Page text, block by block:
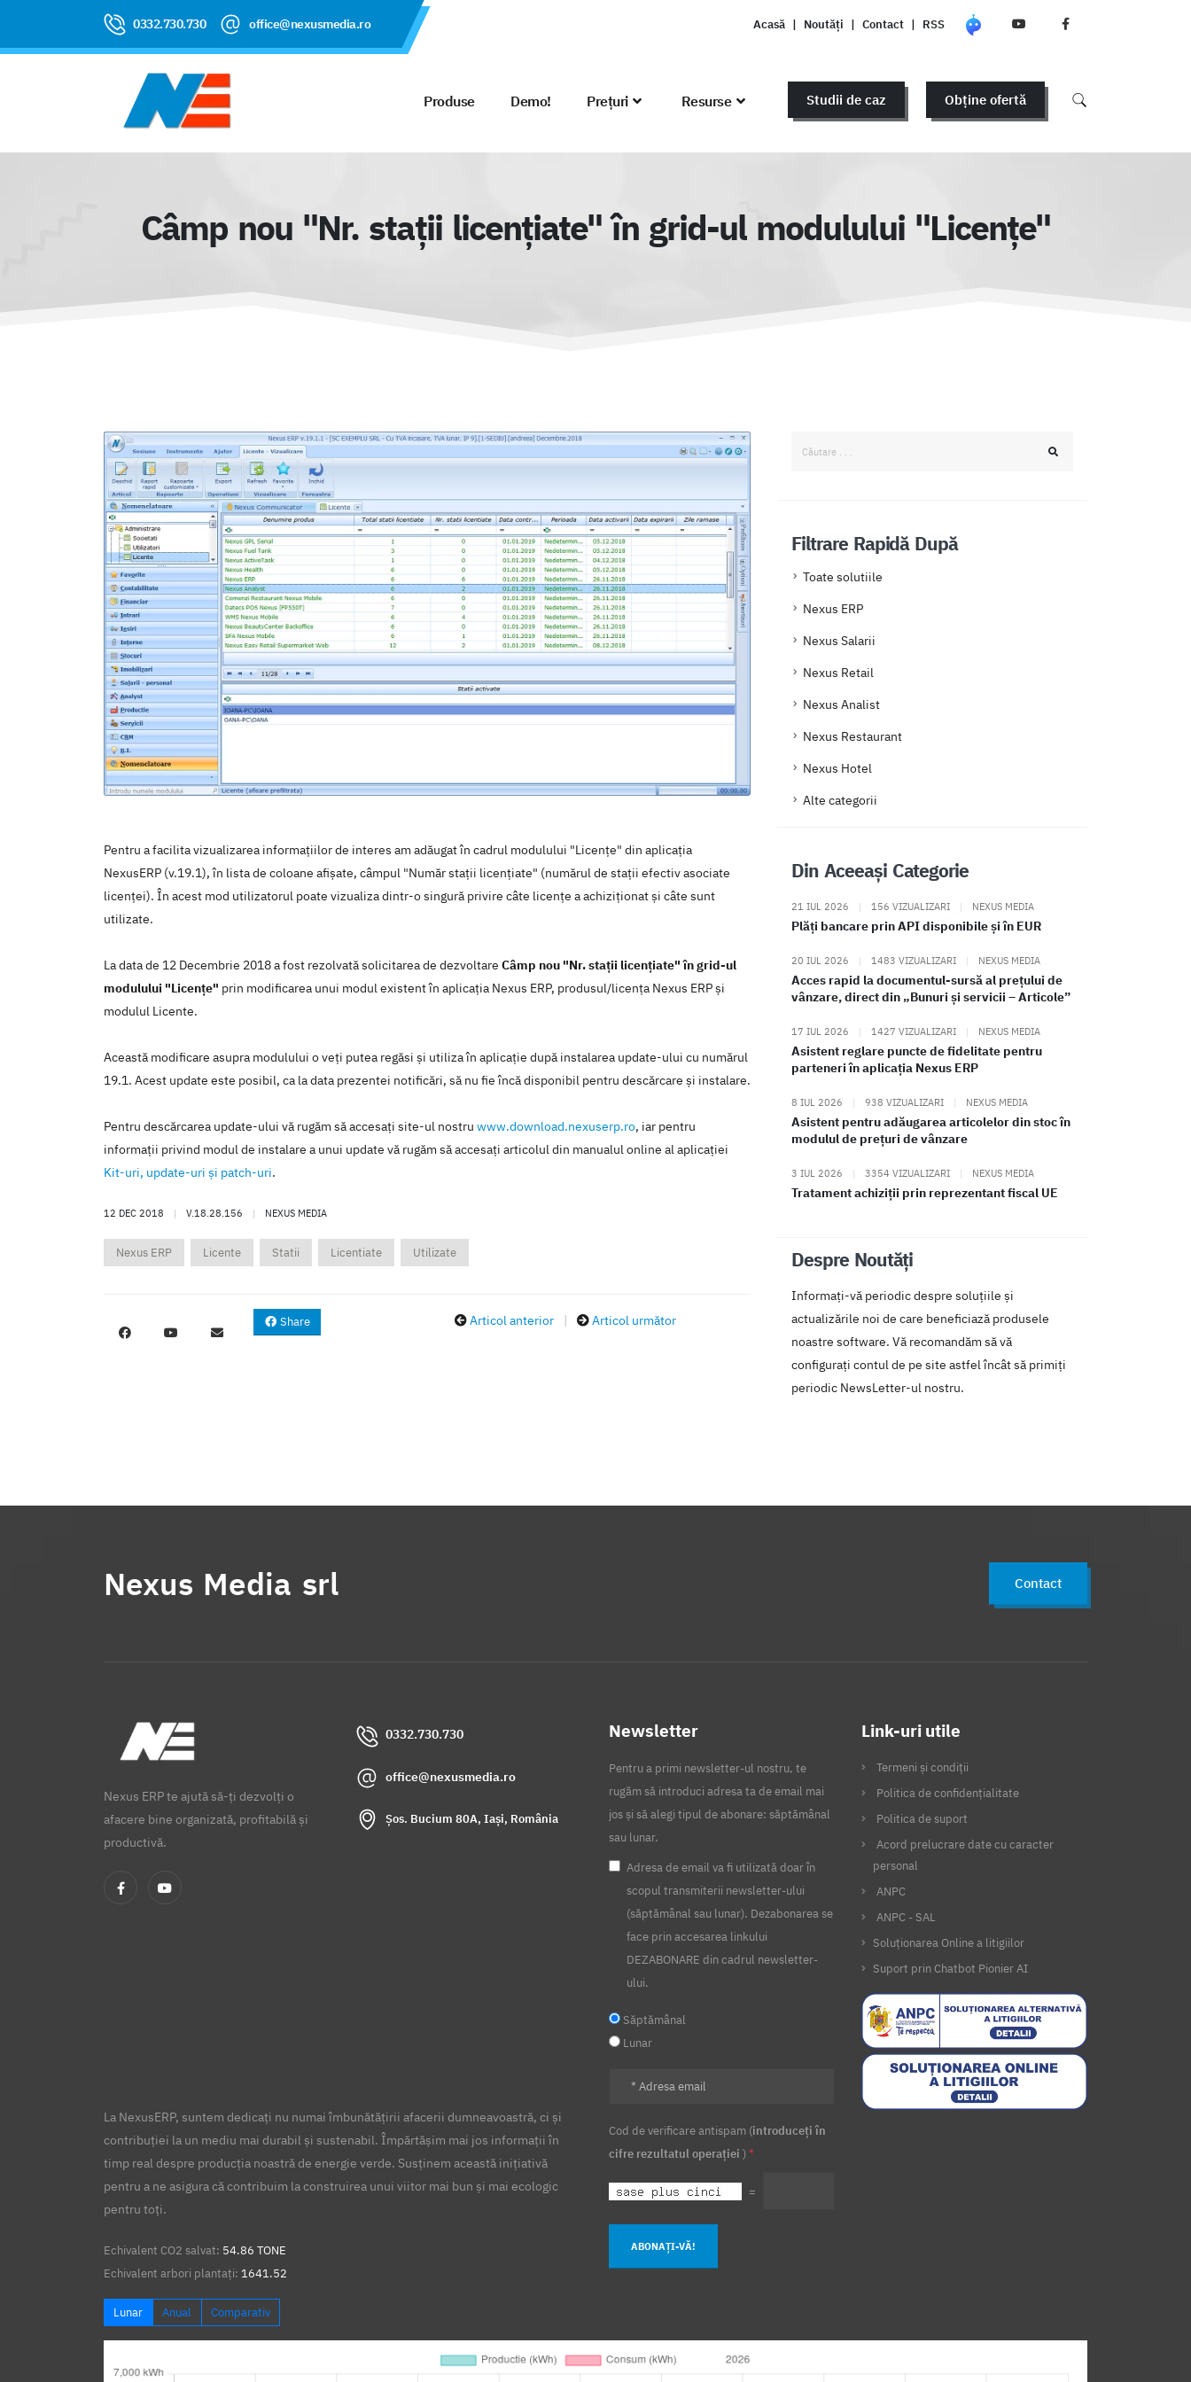
0332.730.730 office@nexusmedia.ro Acasă | Noutăți | Contact | RSS
Produse Demo! Prețuri Resurse Studii de caz Obține ofertă
Câmp nou "Nr. stații licențiate" în grid-ul modulului "Licențe"
Pentru a facilita vizualizarea informațiilor de interes am adăugat în cadrul modulului "Licențe" din aplicația
NexusERP (v.19.1), în lista de coloane afișate, câmpul "Număr stații licențiate" (numărul de stații efectiv asociate
licenței). În acest mod utilizatorul poate vizualiza dintr-o singură privire câte licențe a achiziționat și câte sunt
utilizate.
La data de 12 Decembrie 2018 a fost rezolvată solicitarea de dezvoltare Câmp nou "Nr. stații licențiate" în grid-ul
modulului "Licențe" prin modificarea unui modul existent în aplicaţia Nexus ERP, produsul/licenţa Nexus ERP şi
modulul Licente.
Această modificare asupra modulului o veţi putea regăsi şi utiliza în aplicaţie după instalarea update-ului cu numărul
19.1. Acest update este posibil, ca la data prezentei notificări, să nu fie încă disponibil pentru descărcare şi instalare.
Pentru descărcarea update-ului vă rugăm să accesaţi site-ul nostru www.download.nexuserp.ro, iar pentru
informaţii privind modul de instalare a unui update vă rugăm să accesaţi articolul din manualul online al aplicaţiei
Kit-uri, update-uri şi patch-uri.
12 DEC 2018 | V.18.28.156 | NEXUS MEDIA
Nexus ERP Licente Statii Licentiate Utilizate
Share Articol anterior | Articol următor
Filtrare Rapidă După
Toate solutiile
Nexus ERP
Nexus Salarii
Nexus Retail
Nexus Analist
Nexus Restaurant
Nexus Hotel
Alte categorii
Din Aceeași Categorie
21 IUL 2026 | 156 VIZUALIZARI | NEXUS MEDIA
Plăți bancare prin API disponibile și în EUR
20 IUL 2026 | 1483 VIZUALIZARI | NEXUS MEDIA
Acces rapid la documentul-sursă al prețului de
vânzare, direct din „Bunuri și servicii – Articole”
17 IUL 2026 | 1427 VIZUALIZARI | NEXUS MEDIA
Asistent reglare puncte de fidelitate pentru
parteneri în aplicația Nexus ERP
8 IUL 2026 | 938 VIZUALIZARI | NEXUS MEDIA
Asistent pentru adăugarea articolelor din stoc în
modulul de prețuri de vânzare
3 IUL 2026 | 3354 VIZUALIZARI | NEXUS MEDIA
Tratament achiziții prin reprezentant fiscal UE
Despre Noutăți
Informați-vă periodic despre soluțiile și
actualizările noi de care beneficiază produsele
noastre software. Vă recomandăm să vă
configurați contul de pe site astfel încât să primiți
periodic NewsLetter-ul nostru.
Nexus Media srl Contact
Nexus ERP te ajută să-ți dezvolți o
afacere bine organizată, profitabilă și
productivă.
0332.730.730
office@nexusmedia.ro
Șos. Bucium 80A, Iași, România
Newsletter
Pentru a primi newsletter-ul nostru, te
rugăm să introduci adresa ta de email mai
jos și să alegi tipul de abonare: săptămânal
sau lunar.
Adresa de email va fi utilizată doar în
scopul transmiterii newsletter-ului
(săptămânal sau lunar). Dezabonarea se
face prin accesarea linkului
DEZABONARE din cadrul newsletter-
ului.
Săptămânal
Lunar
Cod de verificare antispam (introduceți în
cifre rezultatul operației ) *
=
ABONAȚI-VĂ!
Link-uri utile
Termeni și condiții
Politica de confidențialitate
Politica de suport
Acord prelucrare date cu caracter
personal
ANPC
ANPC - SAL
Soluționarea Online a litigiilor
Suport prin Chatbot Pionier AI
La NexusERP, suntem dedicați nu numai îmbunătățirii afacerii dumneavoastră, ci și
contribuției la un mediu mai durabil și sustenabil. Împărtășim mai jos informații în
timp real despre producția noastră de energie verde. Susținem această inițiativă
pentru a ne asigura că contribuim la construirea unui viitor mai bun și mai ecologic
pentru toți.
Echivalent CO2 salvat: 54.86 TONE
Echivalent arbori plantați: 1641.52
Lunar Anual Comparativ